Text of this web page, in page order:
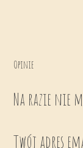
Opinie
Na razie nie
Twój adres